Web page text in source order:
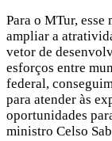
Para o MTur, esse
ampliar a
vetor de
esforços entre
federal,
para atender às
oportunidades
ministro Celso